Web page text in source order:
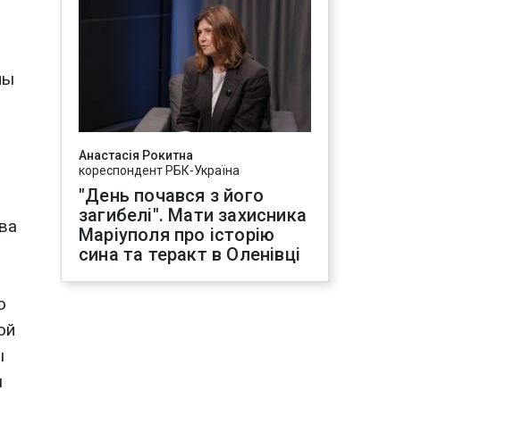
Анастасія Рокитна
кореспондент РБК-Україна
"День почався з його
загибелі". Мати захисника
Маріуполя про історію
сина та теракт в Оленівці